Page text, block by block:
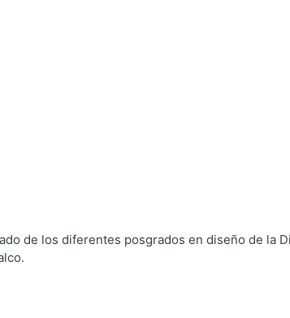
de los diferentes posgrados en diseño de la